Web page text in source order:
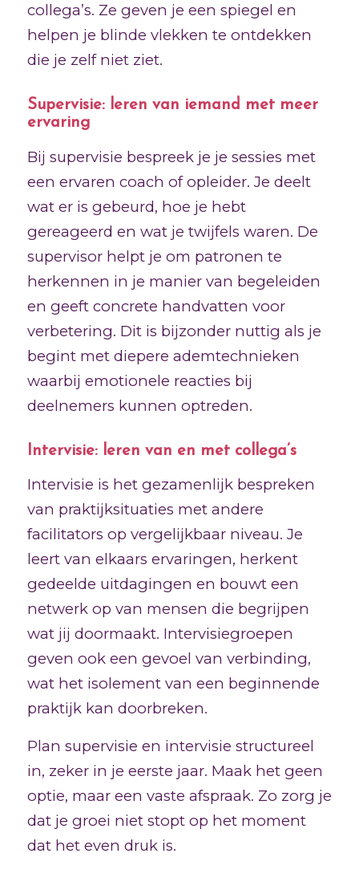
collega’s. Ze geven je een spiegel en
helpen je blinde vlekken te ontdekken
die je zelf niet ziet.
Supervisie: leren van iemand met meer
ervaring
Bij supervisie bespreek je je sessies met
een ervaren coach of opleider. Je deelt
wat er is gebeurd, hoe je hebt
gereageerd en wat je twijfels waren. De
supervisor helpt je om patronen te
herkennen in je manier van begeleiden
en geeft concrete handvatten voor
verbetering. Dit is bijzonder nuttig als je
begint met diepere ademtechnieken
waarbij emotionele reacties bij
deelnemers kunnen optreden.
Intervisie: leren van en met collega’s
Intervisie is het gezamenlijk bespreken
van praktijksituaties met andere
facilitators op vergelijkbaar niveau. Je
leert van elkaars ervaringen, herkent
gedeelde uitdagingen en bouwt een
netwerk op van mensen die begrijpen
wat jij doormaakt. Intervisiegroepen
geven ook een gevoel van verbinding,
wat het isolement van een beginnende
praktijk kan doorbreken.
Plan supervisie en intervisie structureel
in, zeker in je eerste jaar. Maak het geen
optie, maar een vaste afspraak. Zo zorg je
dat je groei niet stopt op het moment
dat het even druk is.